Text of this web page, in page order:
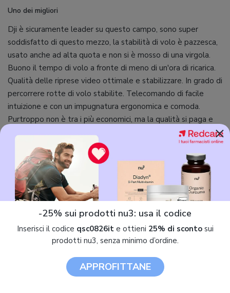
Uno dei migliori
Dji è sicuramente leader su questo campo, sono super
soddisfatto di questo mezzo, la stabilità di volo è pazzesca,
usato anche ad alta quota e non si è mosso di una virgola.
Buono il tempo di volo a fronte di meno di un'ora di ricarica.
Qualità delle riprese video ottimale e stabilizzare. In grado di
percorrere rotte di volo stabilite. Telecomando di facile
intuizione e con un impugnatura ergonomica e comoda.
Purtroppo non è tra i più economici, ma la qualità si paga e
sono piacevolmente soddisfatto della spesa sostenuta.
Consigliato a chi vuole già farci riprese professionali e non
amatoriali.
Prosdi
30 Ottobre 2018
Recensione non verificata
Questo drone lo uso sempre, è una droga, le batterie sono
×
-25% sui prodotti nu3: usa il codice
Inserisci il codice qsc0826ite ottieni 25% di scontosui
prodotti nu3, senza minimo d’ordine.
APPROFITTANE